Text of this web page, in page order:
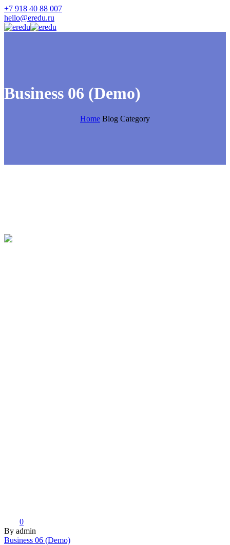
+7 918 40 88 007
hello@eredu.ru
Business 06 (Demo)
Home Blog Category
0
By admin
Business 06 (Demo)